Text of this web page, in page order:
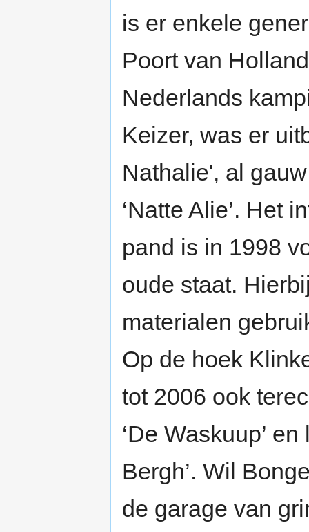
is er enkele
Poort van
Nederlands
Keizer, was er
Nathalie', al
‘Natte Alie’. Het
pand is in 1998
oude staat.
materialen
Op de hoek
tot 2006 ook
‘De Waskuup’
Bergh’. Wil
de garage van